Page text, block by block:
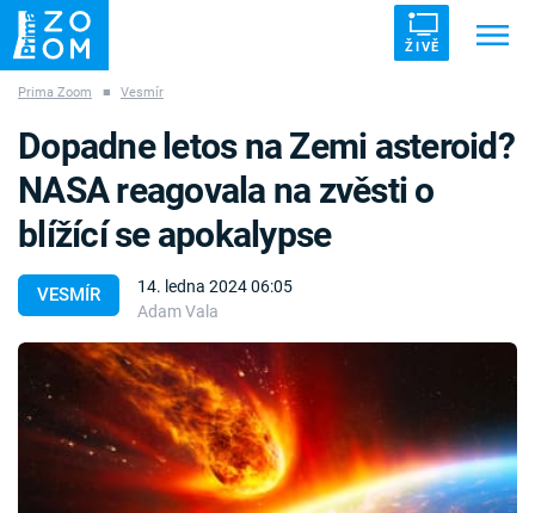
ŽIVĚ
ZÁHADY VETŘELCI DÁVNOVĚKU
Témata
Témata
Pořady
TV Program
Prima Zoom ■ Vesmír
VESMÍR
14. ledna 2024 06:05
Adam Vala
Dopadne letos na Zemi asteroid?
NASA reagovala na zvěsti o
blížící se apokalypse